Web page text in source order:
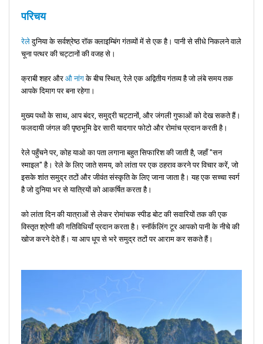
परिचय
रेलेदुनिया के सर्वश्रेष्ठ रॉक क्लाइम्बिंग गंतव्यों में से एक है। पानी से सीधे निकलने वाले
चूना पत्थर की चट्टानों की वजह से।
क्राबी शहर और औ नांगके बीच स्थित, रेले एक अद्वितीय गंतव्य है जो लंबे समय तक
आपके दिमाग पर बना रहेगा।
मुख्य पथों के साथ, आप बंदर, समुद्री चट्टानों, और जंगली गुफाओं को देख सकते हैं।
फलदायी जंगल की पृष्ठभूमि ढेर सारी यादगार फोटो और रोमांच प्रदान करती है।
रेले पहुँचने पर, कोह याओ का पता लगाना बहुत सिफारिश की जाती है, जहाँ "सन
स्माइल" है। रेले के लिए जाते समय, को लांता पर एक ठहराव करने पर विचार करें, जो
इसके शांत समुद्र तटों और जीवंत संस्कृति के लिए जाना जाता है। यह एक सच्चा स्वर्ग
है जो दुनिया भर से यात्रियों को आकर्षित करता है।
को लांता दिन की यात्राओं से लेकर रोमांचक स्पीड बोट की सवारियों तक की एक
विस्तृत श्रेणी की गतिविधियाँ प्रदान करता है। स्नॉर्कलिंग टूर आपको पानी के नीचे की
खोज करने देते हैं। या आप धूप से भरे समुद्र तटों पर आराम कर सकते हैं।